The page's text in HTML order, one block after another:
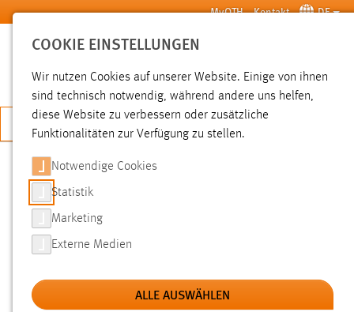
Zum Hauptinhalt springen MyOTH Kontakt DE
SUCHE
JETZT BEWERBEN
SUCHE
FILTER
Typ
COOKIE EINSTELLUNGEN
Wir nutzen Cookies auf unserer Website. Einige von ihnen
sind technisch notwendig, während andere uns helfen,
diese Website zu verbessern oder zusätzliche
Funktionalitäten zur Verfügung zu stellen.
Notwendige Cookies
Statistik
Marketing
Externe Medien
ALLE AUSWÄHLEN